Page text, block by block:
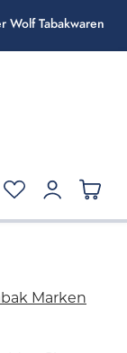
Wolf Tabakwaren
Marken